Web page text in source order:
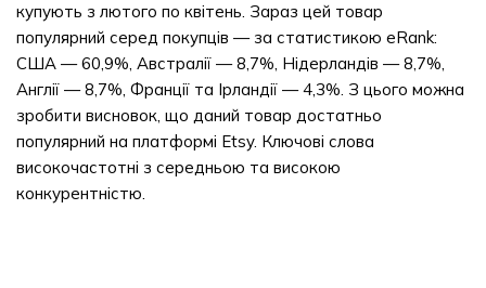
купують з лютого по квітень. Зараз цей товар
популярний серед покупців — за статистикою eRank:
США — 60,9%, Австралії — 8,7%, Нідерландів — 8,7%,
Англії — 8,7%, Франції та Ірландії — 4,3%. З цього можна
зробити висновок, що даний товар достатньо
популярний на платформі Etsy. Ключові слова
високочастотні з середньою та високою
конкурентністю.